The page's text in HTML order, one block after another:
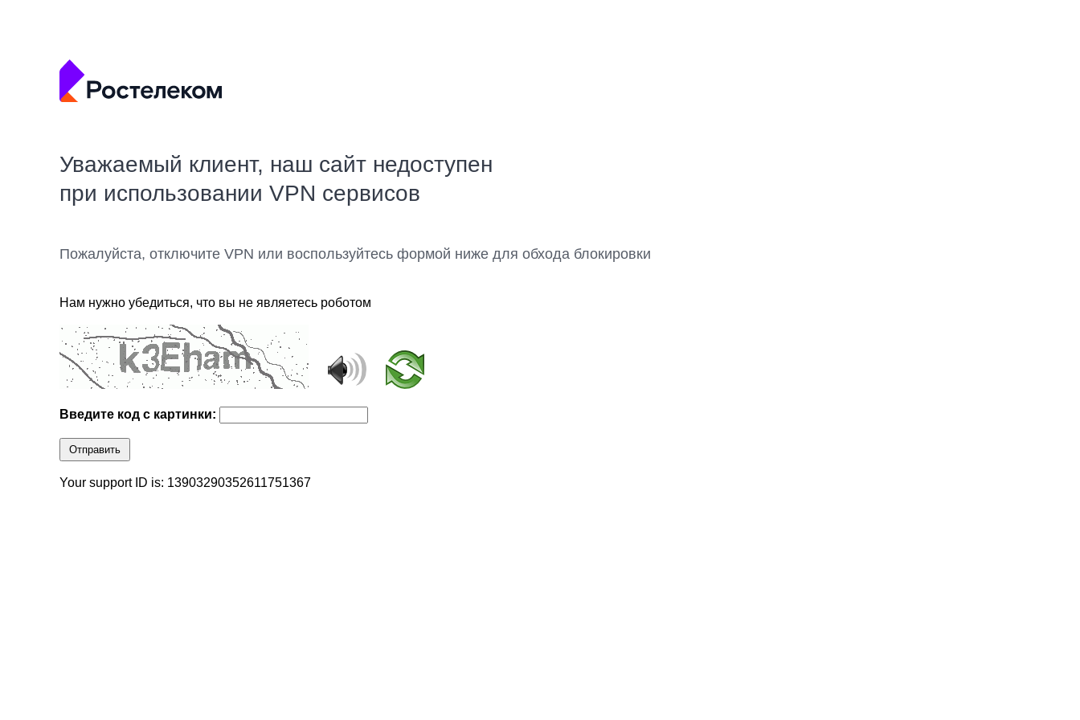
Уважаемый клиент, наш сайт недоступен
при использовании VPN сервисов
Пожалуйста, отключите VPN или воспользуйтесь формой ниже для обхода блокировки
Нам нужно убедиться, что вы не являетесь роботом
Введите код с картинки:
Отправить
Your support ID is: 13903290352611751367